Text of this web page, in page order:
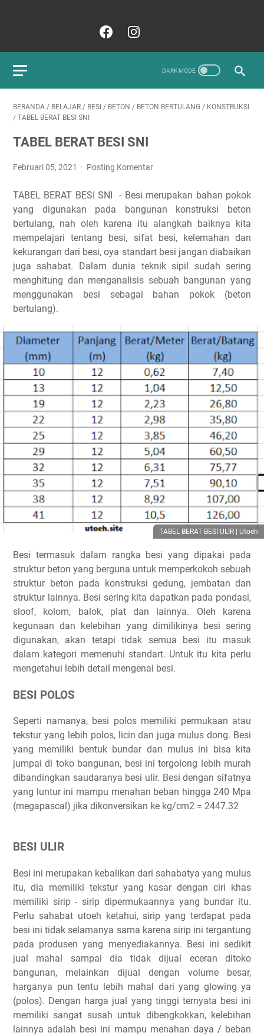
BERANDA / BELAJAR / BESI / BETON / BETON BERTULANG / KONSTRUKSI
/ TABEL BERAT BESI SNI
TABEL BERAT BESI SNI
Februari 05, 2021 Posting Komentar
TABEL BERAT BESI SNI - Besi merupakan bahan pokok
yang digunakan pada bangunan konstruksi beton
bertulang, nah oleh karena itu alangkah baiknya kita
mempelajari tentang besi, sifat besi, kelemahan dan
kekurangan dari besi, oya standart besi jangan diabaikan
juga sahabat. Dalam dunia teknik sipil sudah sering
menghitung dan menganalisis sebuah bangunan yang
menggunakan besi sebagai bahan pokok (beton
bertulang).
TABEL BERAT BESI ULIR | Utoeh
Besi termasuk dalam rangka besi yang dipakai pada
struktur beton yang berguna untuk memperkokoh sebuah
struktur beton pada konstruksi gedung, jembatan dan
struktur lainnya. Besi sering kita dapatkan pada pondasi,
sloof, kolom, balok, plat dan lainnya. Oleh karena
kegunaan dan kelebihan yang dimilikinya besi sering
digunakan, akan tetapi tidak semua besi itu masuk
dalam kategori memenuhi standart. Untuk itu kita perlu
mengetahui lebih detail mengenai besi.
BESI POLOS
Seperti namanya, besi polos memiliki permukaan atau
tekstur yang lebih polos, licin dan juga mulus dong. Besi
yang memiliki bentuk bundar dan mulus ini bisa kita
jumpai di toko bangunan, besi ini tergolong lebih murah
dibandingkan saudaranya besi ulir. Besi dengan sifatnya
yang luntur ini mampu menahan beban hingga 240 Mpa
(megapascal) jika dikonversikan ke kg/cm2 = 2447.32
BESI ULIR
Besi ini merupakan kebalikan dari sahabatya yang mulus
itu, dia memiliki tekstur yang kasar dengan ciri khas
memiliki sirip - sirip dipermukaannya yang bundar itu.
Perlu sahabat utoeh ketahui, sirip yang terdapat pada
besi ini tidak selamanya sama karena sirip ini tergantung
pada produsen yang menyediakannya. Besi ini sedikit
jual mahal sampai dia tidak dijual eceran ditoko
bangunan, melainkan dijual dengan volume besar,
harganya pun tentu lebih mahal dari yang glowing ya
(polos). Dengan harga jual yang tinggi ternyata besi ini
memiliki sangat susah untuk dibengkokkan, kelebihan
lainnya adalah besi ini mampu menahan daya / beban